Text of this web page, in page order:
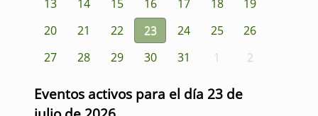
13
14 15 16 17 18
19
20
21 22 23 24 25
26
27
28 29 30 31 1 2
Eventos activos para el día 23 de